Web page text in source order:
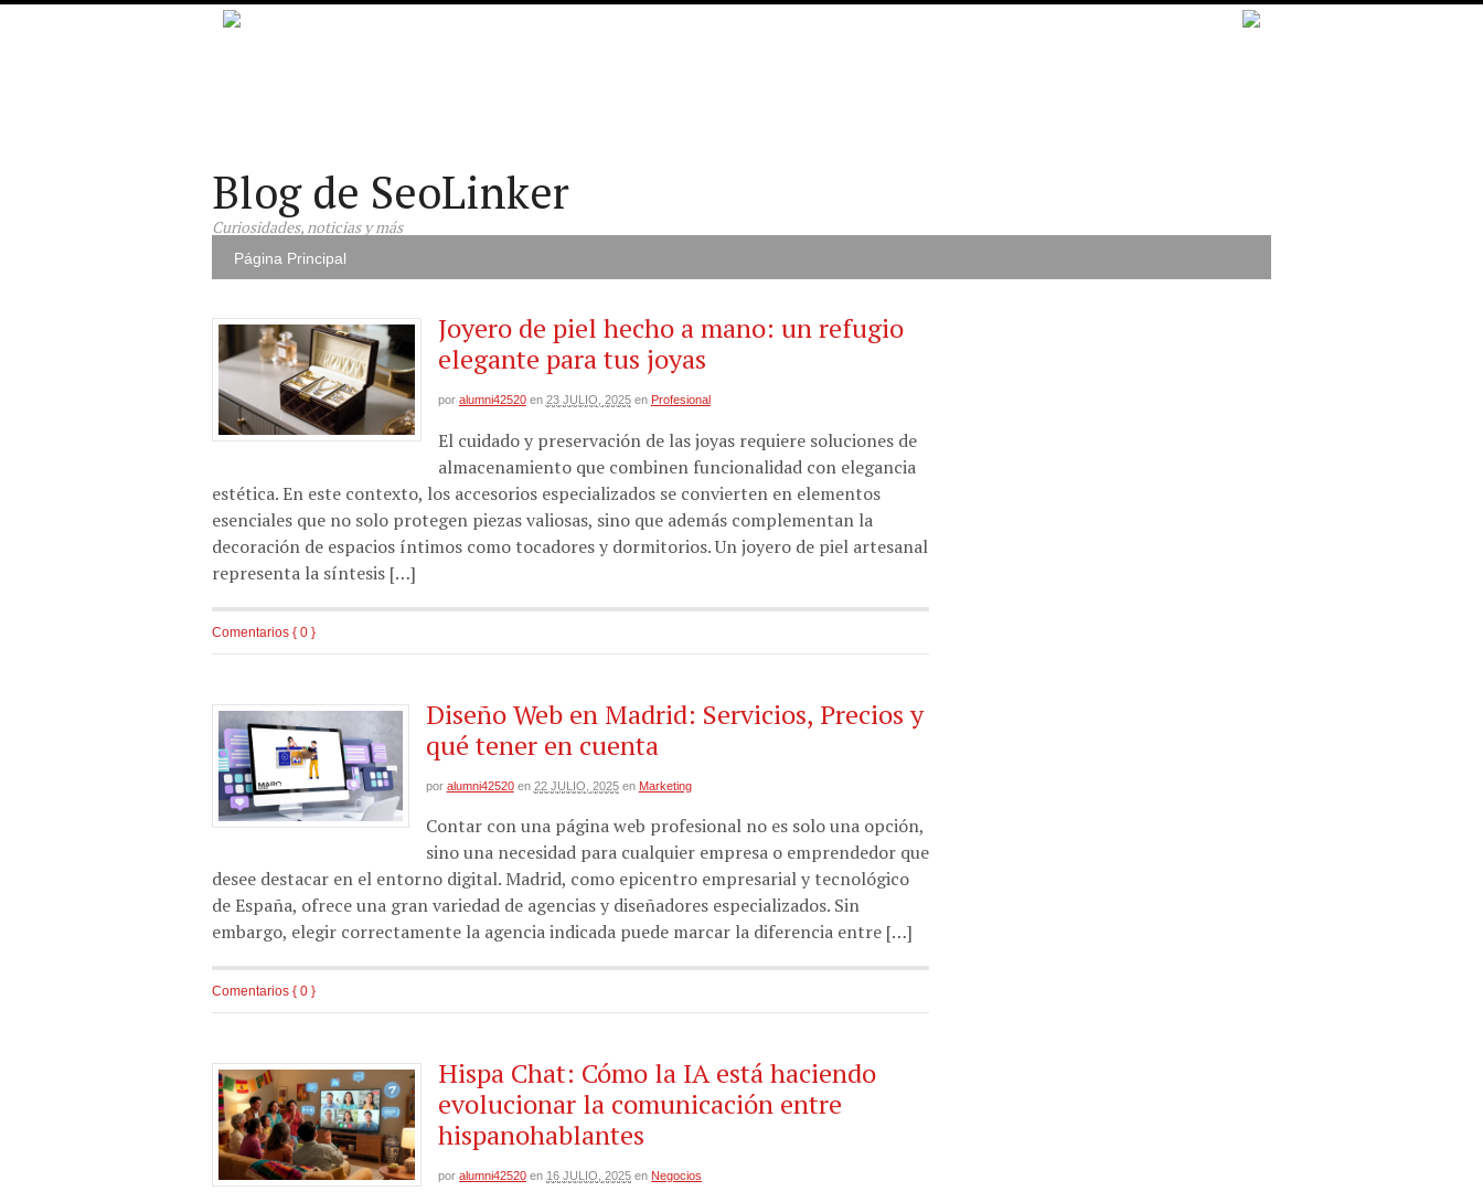
Blog de SeoLinker
Curiosidades, noticias y más
Página Principal
Joyero de piel hecho a mano: un refugio
elegante para tus joyas
por alumni42520 en 23 JULIO, 2025 en Profesional
El cuidado y preservación de las joyas requiere soluciones de
almacenamiento que combinen funcionalidad con elegancia
estética. En este contexto, los accesorios especializados se convierten en elementos
esenciales que no solo protegen piezas valiosas, sino que además complementan la
decoración de espacios íntimos como tocadores y dormitorios. Un joyero de piel artesanal
representa la síntesis […]
Comentarios { 0 }
Diseño Web en Madrid: Servicios, Precios y
qué tener en cuenta
por alumni42520 en 22 JULIO, 2025 en Marketing
Contar con una página web profesional no es solo una opción,
sino una necesidad para cualquier empresa o emprendedor que
desee destacar en el entorno digital. Madrid, como epicentro empresarial y tecnológico
de España, ofrece una gran variedad de agencias y diseñadores especializados. Sin
embargo, elegir correctamente la agencia indicada puede marcar la diferencia entre […]
Comentarios { 0 }
Hispa Chat: Cómo la IA está haciendo
evolucionar la comunicación entre
hispanohablantes
por alumni42520 en 16 JULIO, 2025 en Negocios